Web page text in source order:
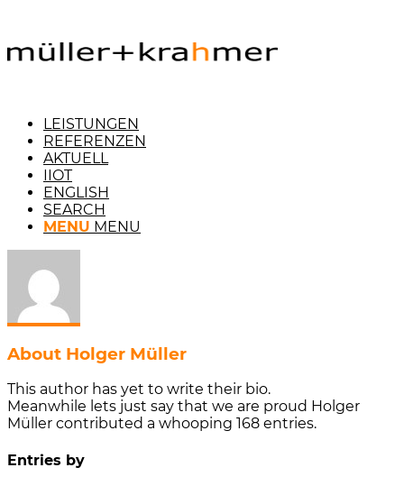
LEISTUNGEN
REFERENZEN
AKTUELL
IIOT
ENGLISH
SEARCH
MENU MENU
About Holger Müller
This author has yet to write their bio.
Meanwhile lets just say that we are proud Holger
Müller contributed a whooping 168 entries.
Entries by